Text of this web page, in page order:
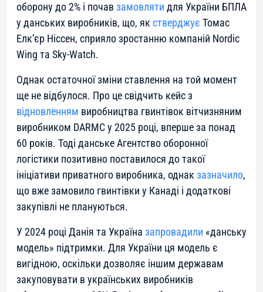
оборону до 2% і почав замовляти для України БПЛА
у данських виробників, що, як стверджує Томас
Елк’єр Ніссен, сприяло зростанню компаній Nordic
Wing та Sky-Watch.
Однак остаточної зміни ставлення на той момент
ще не відбулося. Про це свідчить кейс з
відновленням виробництва гвинтівок вітчизняним
виробником DARMC у 2025 році, вперше за понад
60 років. Тоді данське Агентство оборонної
логістики позитивно поставилося до такої
ініціативи приватного виробника, однак зазначило,
що вже замовило гвинтівки у Канаді і додаткові
закупівлі не плануються.
У 2024 році Данія та Україна запровадили «данську
модель» підтримки. Для України ця модель є
вигідною, оскільки дозволяє іншим державам
закуповувати в українських виробників